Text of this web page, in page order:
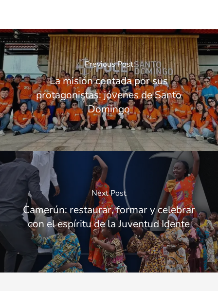
Previous Post
La misión contada por sus
protagonistas: jóvenes de Santo
Domingo
Next Post
Camerún: restaurar, formar y celebrar
con el espíritu de la Juventud Idente